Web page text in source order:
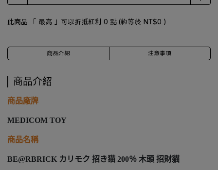
此商品 「 最高 」可以折抵紅利 0 點 (約等於 NT$0 )
商品介紹 注意事項
商品介紹
商品廠牌
MEDICOM TOY
商品名稱
BE@RBRICK カリモク 招き猫 200％ 木頭 招財貓